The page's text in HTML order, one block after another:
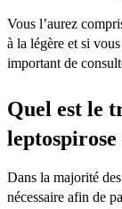
Vous l’aurez
à la légère et si
important de
Quel est le
Dans la majorité
nécessaire afin de